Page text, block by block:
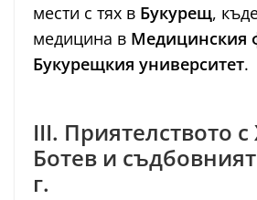
мести с тях в Букурещ,
медицина в Медицинския
Букурещкия университет.
III. Приятелството с
Ботев и
г.